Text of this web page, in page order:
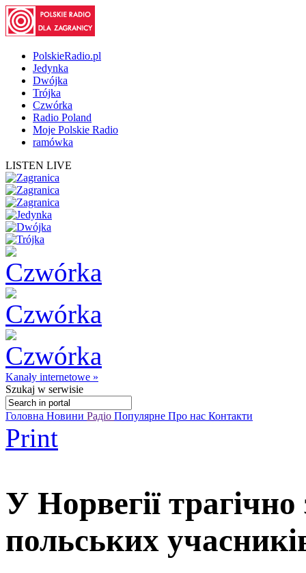
PolskieRadio.pl
Jedynka
Dwójka
Trójka
Czwórka
Radio Poland
Moje Polskie Radio
ramówka
LISTEN LIVE
Kanały internetowe »
Szukaj w serwisie
Головна Новини Радіо Популярне Про нас Контакти
Print
У Норвегії
польських